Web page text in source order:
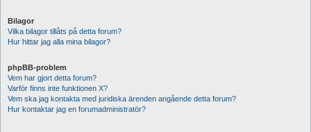
Bilagor
Vilka bilagor tillåts på detta forum?
Hur hittar jag alla mina bilagor?
phpBB-problem
Vem har gjort detta forum?
Varför finns inte funktionen X?
Vem ska jag kontakta med juridiska ärenden angående detta forum?
Hur kontaktar jag en forumadministratör?